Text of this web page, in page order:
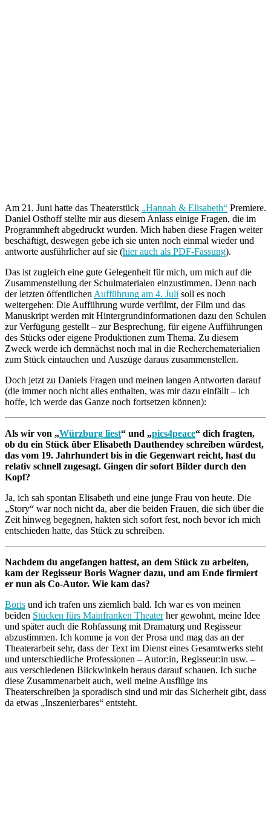
Am 21. Juni hatte das Theaterstück „Hannah & Elisabeth“ Premiere.
Daniel Osthoff stellte mir aus diesem Anlass einige Fragen, die im
Programmheft abgedruckt wurden. Mich haben diese Fragen weiter
beschäftigt, deswegen gebe ich sie unten noch einmal wieder und
antworte ausführlicher auf sie (hierauch als PDF-Fassung).
Das ist zugleich eine gute Gelegenheit für mich, um mich auf die
Zusammenstellung der Schulmaterialen einzustimmen. Denn nach
der letzten öffentlichen Aufführung am 4. Juli soll es noch
weitergehen: Die Aufführung wurde verfilmt, der Film und das
Manuskript werden mit Hintergrundinformationen dazu den Schulen
zur Verfügung gestellt – zur Besprechung, für eigene Aufführungen
des Stücks oder eigene Produktionen zum Thema. Zu diesem
Zweck werde ich demnächst noch mal in die Recherchematerialien
zum Stück eintauchen und Auszüge daraus zusammenstellen.
Doch jetzt zu Daniels Fragen und meinen langen Antworten darauf
(die immer noch nicht alles enthalten, was mir dazu einfällt – ich
hoffe, ich werde das Ganze noch fortsetzen können):
Als wir von „Würzburg liest“ und „pics4peace“ dich fragten,
ob du ein Stück über Elisabeth Dauthendey schreiben würdest,
das vom 19. Jahrhundert bis in die Gegenwart reicht, hast du
relativ schnell zugesagt. Gingen dir sofort Bilder durch den
Kopf?
Ja, ich sah spontan Elisabeth und eine junge Frau von heute. Die
„Story“ war noch nicht da, aber die beiden Frauen, die sich über die
Zeit hinweg begegnen, hakten sich sofort fest, noch bevor ich mich
entschieden hatte, das Stück zu schreiben.
Nachdem du angefangen hattest, an dem Stück zu arbeiten,
kam der Regisseur Boris Wagner dazu, und am Ende firmiert
er nun als Co-Autor. Wie kam das?
Boris und ich trafen uns ziemlich bald. Ich war es von meinen
beiden Stücken fürs Mainfranken Theaterher gewohnt, meine Idee
und später auch die Rohfassung mit Dramaturg und Regisseur
abzustimmen. Ich komme ja von der Prosa und mag das an der
Theaterarbeit sehr, dass der Text im Dienst eines Gesamtwerks steht
und unterschiedliche Professionen – Autor:in, Regisseur:in usw. –
aus verschiedenen Blickwinkeln heraus darauf schauen. Ich suche
diese Zusammenarbeit auch, weil meine Ausflüge ins
Theaterschreiben ja sporadisch sind und mir das Sicherheit gibt, dass
da etwas „Inszenierbares“ entsteht.